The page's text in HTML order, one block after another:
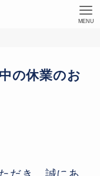
MENU
の休業のお